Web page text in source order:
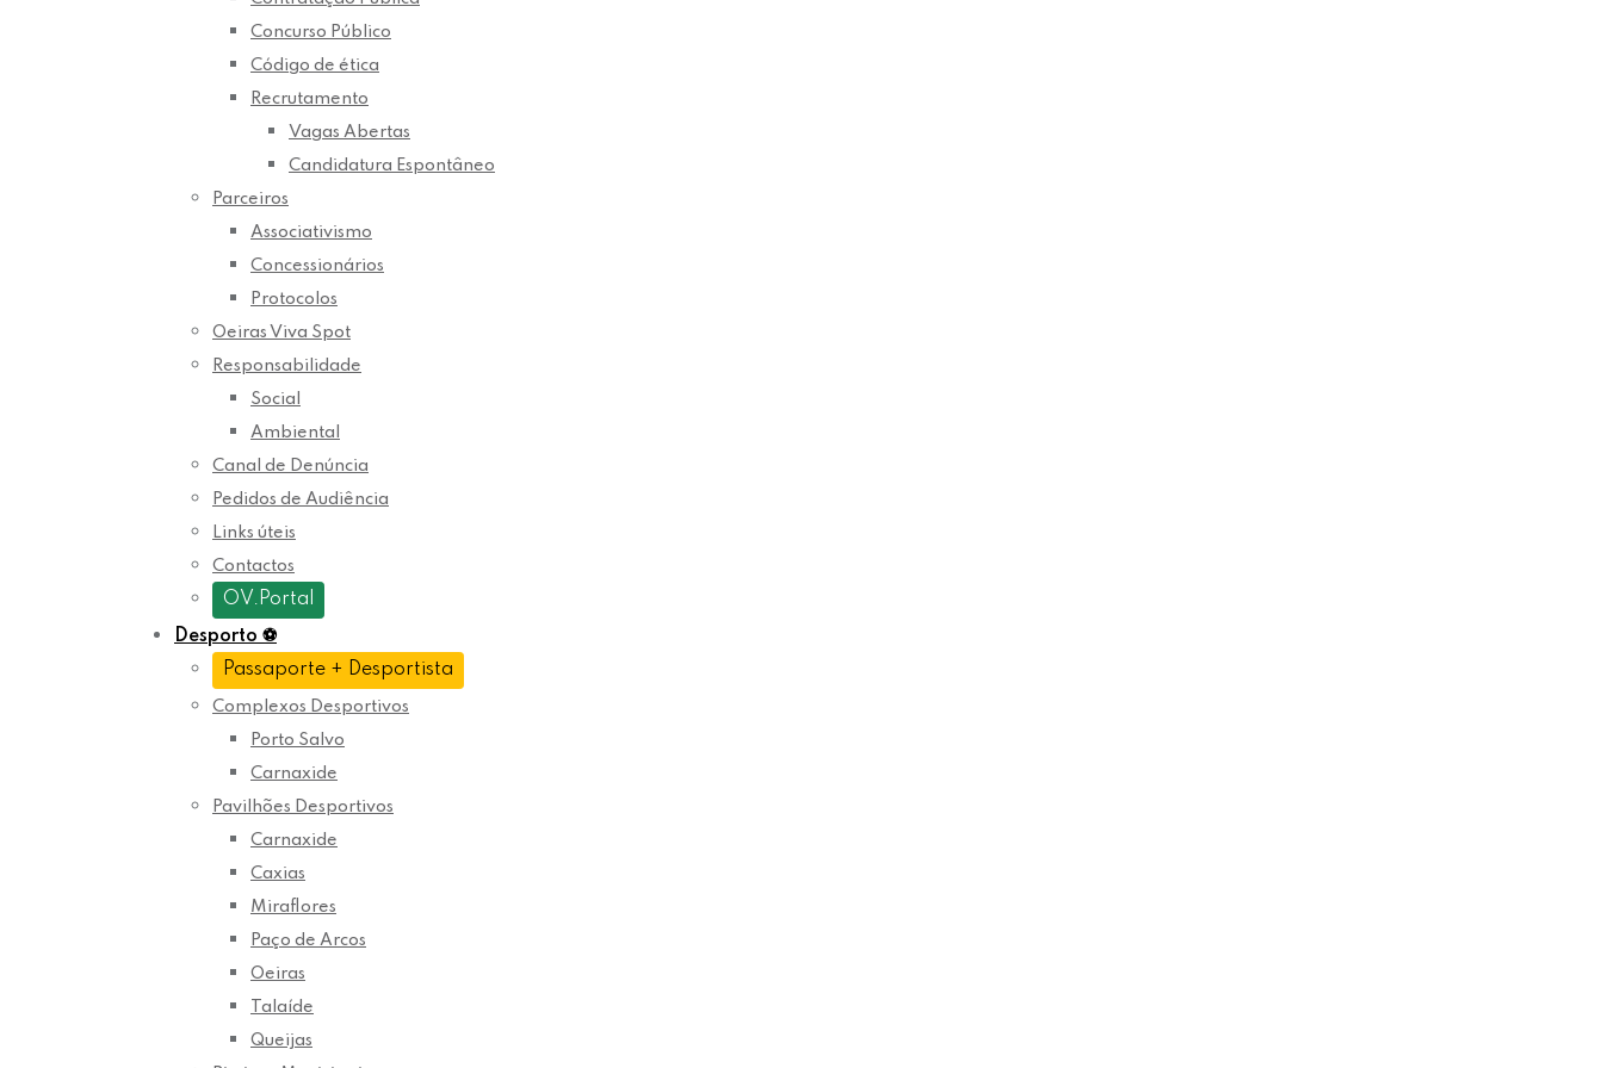
Concurso Público
Código de ética
Recrutamento
Vagas Abertas
Candidatura Espontâneo
Parceiros
Associativismo
Concessionários
Protocolos
Oeiras Viva Spot
Responsabilidade
Social
Ambiental
Canal de Denúncia
Pedidos de Audiência
Links úteis
Contactos
OV.Portal
Desporto ⚽
Passaporte + Desportista
Complexos Desportivos
Porto Salvo
Carnaxide
Pavilhões Desportivos
Carnaxide
Caxias
Miraflores
Paço de Arcos
Oeiras
Talaíde
Queijas